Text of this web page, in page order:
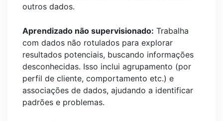
outros dados.
Aprendizado não supervisionado: Trabalha
com dados não rotulados para explorar
resultados potenciais, buscando informações
desconhecidas. Isso inclui agrupamento (por
perfil de cliente, comportamento etc.) e
associações de dados, ajudando a identificar
padrões e problemas.